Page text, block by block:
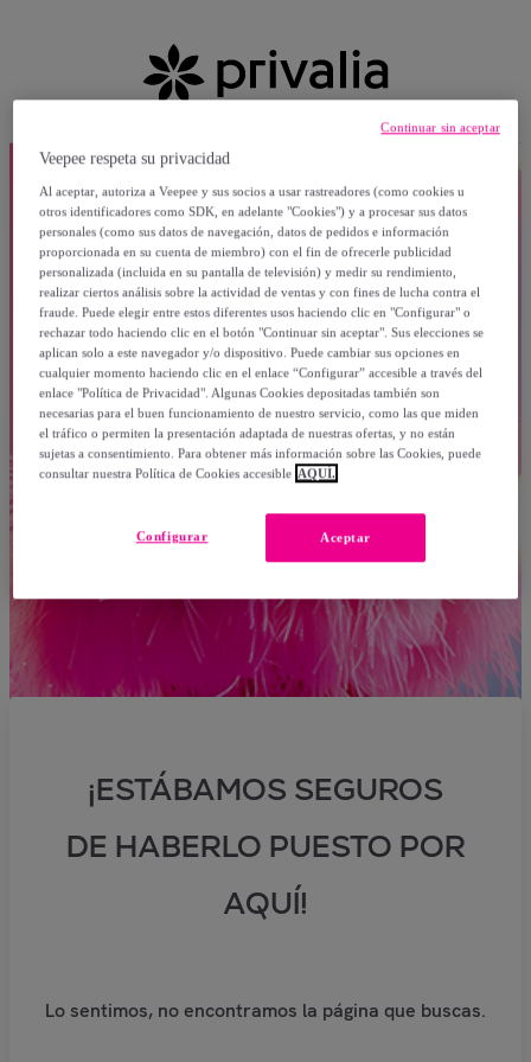
¡ESTÁBAMOS SEGUROS
DE HABERLO PUESTO POR
AQUÍ!
Lo sentimos, no encontramos la página que buscas.
Veepee respeta su privacidad
Al aceptar, autoriza a Veepee y sus socios a usar rastreadores (como cookies u
otros identificadores como SDK, en adelante "Cookies") y a procesar sus datos
personales (como sus datos de navegación, datos de pedidos e información
proporcionada en su cuenta de miembro) con el fin de ofrecerle publicidad
personalizada (incluida en su pantalla de televisión) y medir su rendimiento,
realizar ciertos análisis sobre la actividad de ventas y con fines de lucha contra el
fraude. Puede elegir entre estos diferentes usos haciendo clic en "Configurar" o
rechazar todo haciendo clic en el botón "Continuar sin aceptar". Sus elecciones se
aplican solo a este navegador y/o dispositivo. Puede cambiar sus opciones en
cualquier momento haciendo clic en el enlace “Configurar” accesible a través del
enlace "Política de Privacidad". Algunas Cookies depositadas también son
necesarias para el buen funcionamiento de nuestro servicio, como las que miden
el tráfico o permiten la presentación adaptada de nuestras ofertas, y no están
sujetas a consentimiento. Para obtener más información sobre las Cookies, puede
consultar nuestra Política de Cookies accesible AQUÍ.
Aceptar
Configurar
Continuar sin aceptar